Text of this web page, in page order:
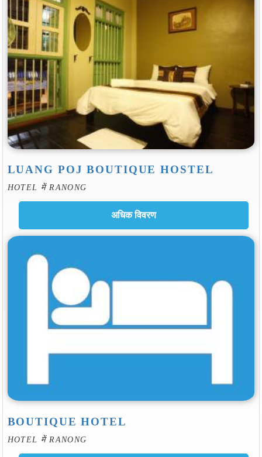
LUANG POJ BOUTIQUE HOSTEL
HOTEL में RANONG
BOUTIQUE HOTEL
HOTEL में RANONG